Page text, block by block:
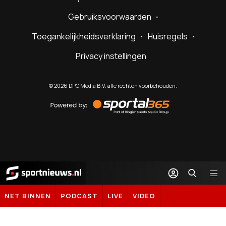
Gebruiksvoorwaarden
Toegankelijkheidsverklaring
Huisregels
Privacy instellingen
©2026 DPG Media B.V. alle rechten voorbehouden.
by
Sportal365
Sportnieuws.nl
NET BINNEN PODCAST LIVE VIDEO